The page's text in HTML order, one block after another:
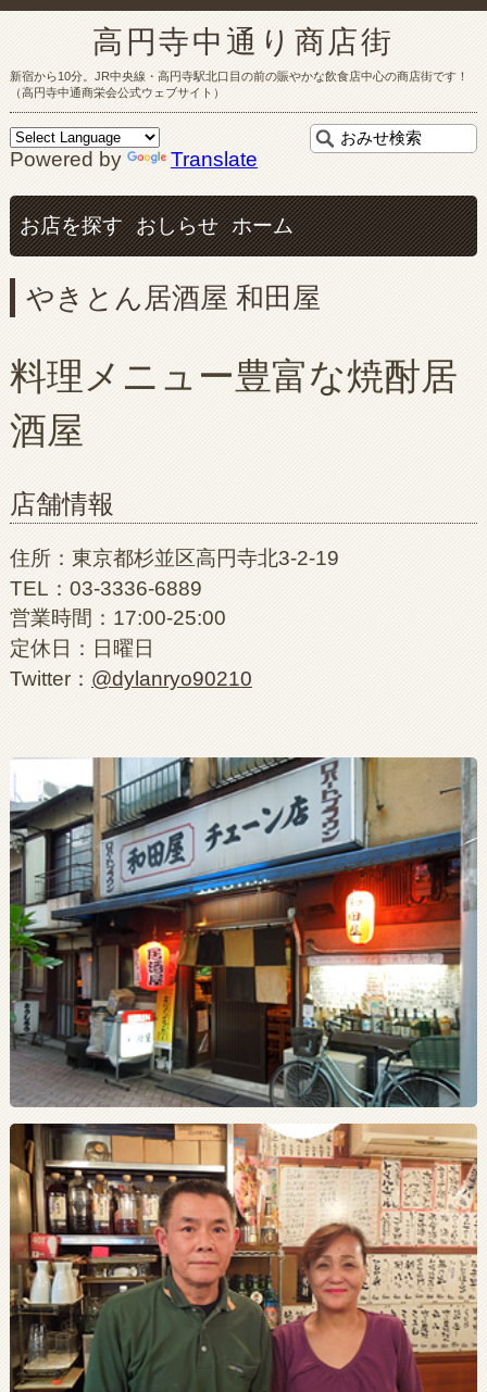
高円寺中通り商店街
新宿から10分。JR中央線・高円寺駅北口目の前の賑やかな飲食店中心の商店街です！
（高円寺中通商栄会公式ウェブサイト）
Powered by Translate
お店を探す おしらせ ホーム
やきとん居酒屋 和田屋
料理メニュー豊富な焼酎居
酒屋
店舗情報
住所：東京都杉並区高円寺北3-2-19
TEL：03-3336-6889
営業時間：17:00-25:00
定休日：日曜日
Twitter： @dylanryo90210